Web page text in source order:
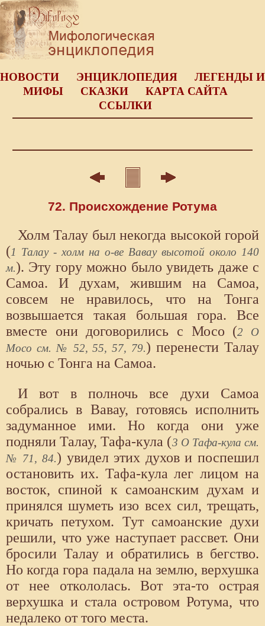
НОВОСТИ ЭНЦИКЛОПЕДИЯ
ЛЕГЕНДЫ И
МИФЫ
СКАЗКИ
КАРТА САЙТА
ССЫЛКИ
72. Происхождение Ротума
Холм Талау был некогда высокой горой
(1 Талау - холм на о-ве Вавау высотой около 140
м.). Эту гору можно было увидеть даже с
Самоа. И духам, жившим на Самоа,
совсем не нравилось, что на Тонга
возвышается такая большая гора. Все
вместе они договорились с Мосо (2 О
Мосо см. № 52, 55, 57, 79.) перенести Талау
ночью с Тонга на Самоа.
И вот в полночь все духи Самоа
собрались в Вавау, готовясь исполнить
задуманное ими. Но когда они уже
подняли Талау, Тафа-кула (3 О Тафа-кула см.
№ 71, 84.) увидел этих духов и поспешил
остановить их. Тафа-кула лег лицом на
восток, спиной к самоанским духам и
принялся шуметь изо всех сил, трещать,
кричать петухом. Тут самоанские духи
решили, что уже наступает рассвет. Они
бросили Талау и обратились в бегство.
Но когда гора падала на землю, верхушка
от нее откололась. Вот эта-то острая
верхушка и стала островом Ротума, что
недалеко от того места.